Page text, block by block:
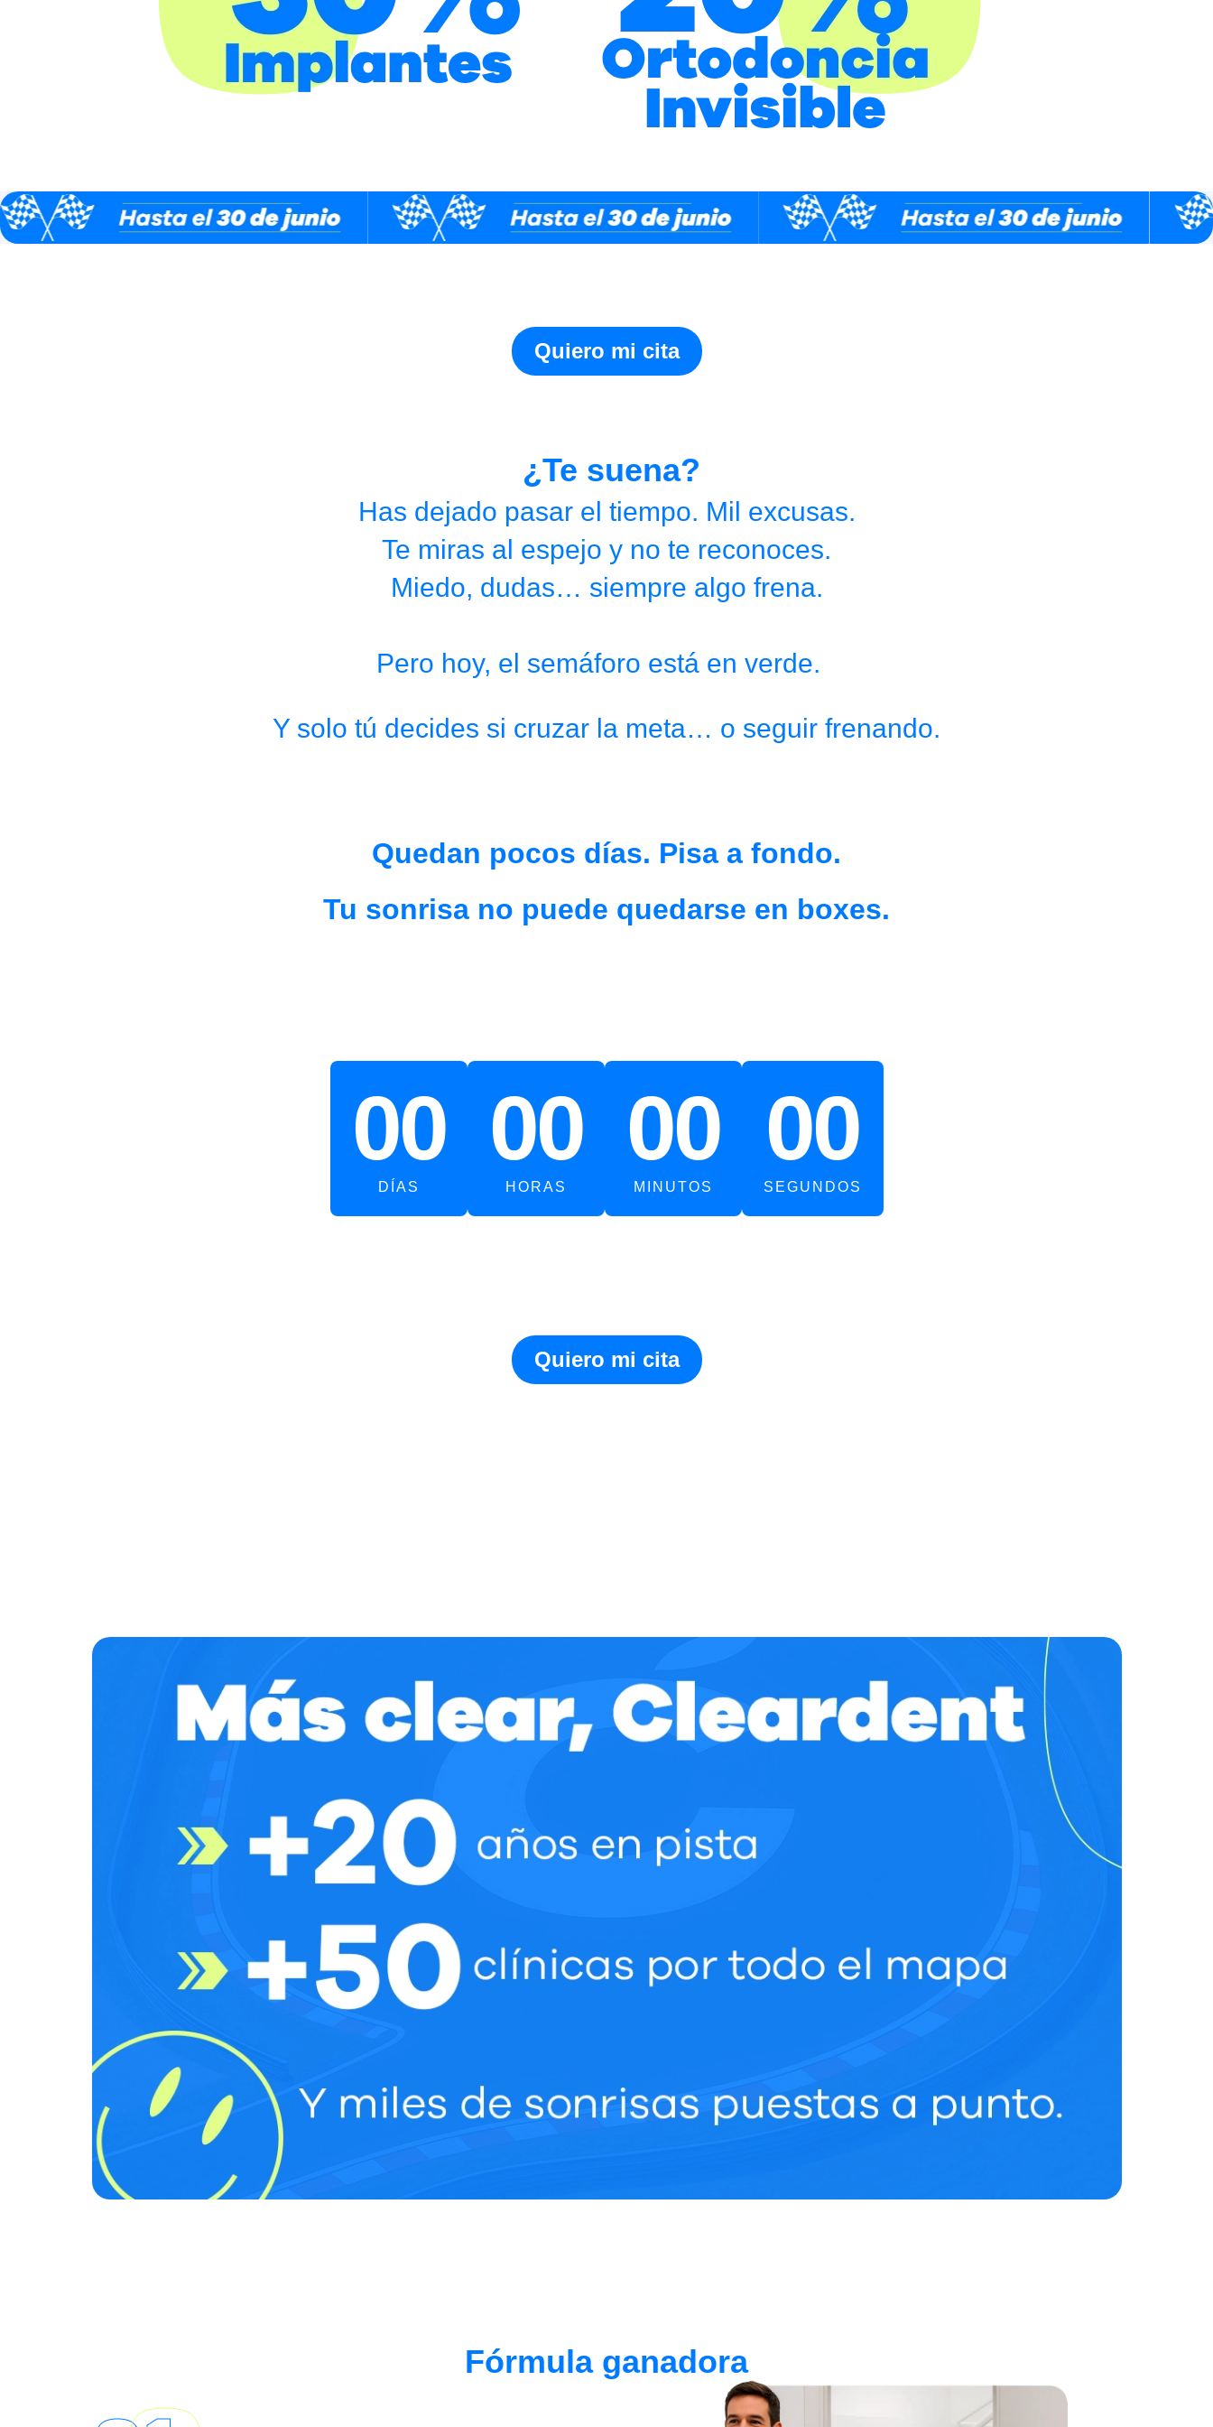
Quiero mi cita
¿Te suena?
Has dejado pasar el tiempo. Mil excusas.
Te miras al espejo y no te reconoces.
Miedo, dudas… siempre algo frena.
Pero hoy, el semáforo está en verde.
Y solo tú decides si cruzar la meta… o seguir frenando.
Quedan pocos días. Pisa a fondo.
Tu sonrisa no puede quedarse en boxes.
00
DÍAS
00
HORAS
00
MINUTOS
00
SEGUNDOS
Quiero mi cita
Fórmula ganadora